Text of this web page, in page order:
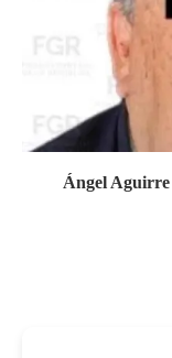
Ángel Aguirre